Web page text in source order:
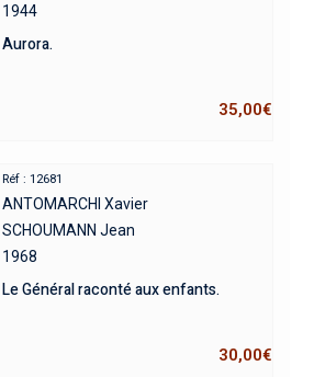
1944
Aurora.
35,00€
Réf : 12681
ANTOMARCHI Xavier
SCHOUMANN Jean
1968
Le Général raconté aux enfants.
30,00€